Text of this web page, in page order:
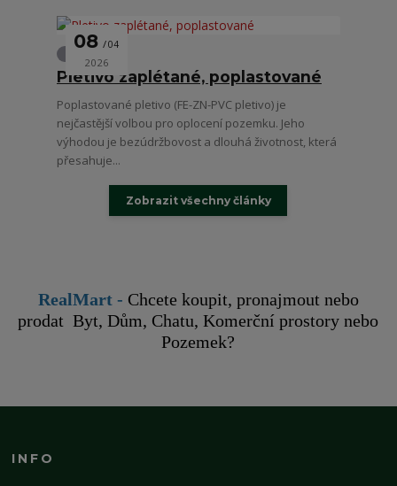
08 04
2026
Pletivo zaplétané, poplastované
Poplastované pletivo (FE-ZN-PVC pletivo) je
nejčastější volbou pro oplocení pozemku. Jeho
výhodou je bezúdržbovost a dlouhá životnost, která
přesahuje...
Zobrazit všechny články
RealMart- Chcete koupit, pronajmout nebo
prodat Byt, Dům, Chatu, Komerční prostory nebo
Pozemek?
INFO